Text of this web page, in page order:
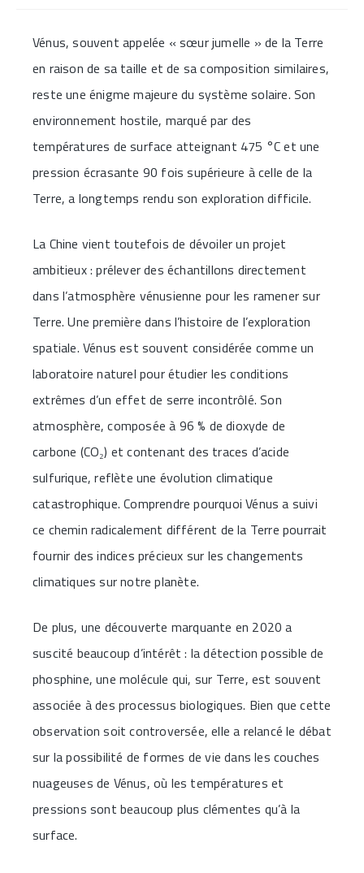
publication :
Vénus, souvent appelée « sœur jumelle » de la Terre
en raison de sa taille et de sa composition similaires,
reste une énigme majeure du système solaire. Son
environnement hostile, marqué par des
températures de surface atteignant 475 °C et une
pression écrasante 90 fois supérieure à celle de la
Terre, a longtemps rendu son exploration difficile.
La Chine vient toutefois de dévoiler un projet
ambitieux : prélever des échantillons directement
dans l’atmosphère vénusienne pour les ramener sur
Terre. Une première dans l’histoire de l’exploration
spatiale. Vénus est souvent considérée comme un
laboratoire naturel pour étudier les conditions
extrêmes d’un effet de serre incontrôlé. Son
atmosphère, composée à 96 % de dioxyde de
carbone (CO₂) et contenant des traces d’acide
sulfurique, reflète une évolution climatique
catastrophique. Comprendre pourquoi Vénus a suivi
ce chemin radicalement différent de la Terre pourrait
fournir des indices précieux sur les changements
climatiques sur notre planète.
De plus, une découverte marquante en 2020 a
suscité beaucoup d’intérêt : la détection possible de
phosphine, une molécule qui, sur Terre, est souvent
associée à des processus biologiques. Bien que cette
observation soit controversée, elle a relancé le débat
sur la possibilité de formes de vie dans les couches
nuageuses de Vénus, où les températures et
pressions sont beaucoup plus clémentes qu’à la
surface.